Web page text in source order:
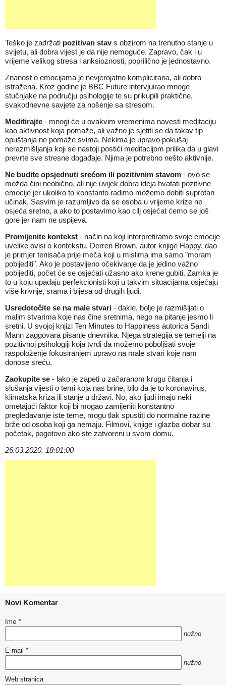
Teško je zadržati pozitivan stavs obzirom na trenutno stanje u
svijetu, ali dobra vijest je da nije nemoguće. Zapravo, čak i u
vrijeme velikog stresa i anksioznosti, poprilično je jednostavno.
Znanost o emocijama je nevjerojatno komplicirana, ali dobro
istražena. Kroz godine je BBC Future intervjuirao mnoge
stučnjake na području psihologije te su prikupili praktične,
svakodnevne savjete za nošenje sa stresom.
Meditirajte - mnogi će u ovakvim vremenima navesti meditaciju
kao aktivnost koja pomaže, ali važno je sjetiti se da takav tip
opuštanja ne pomaže svima. Nekima je upravo pokušaj
nerazmišljanja koji se nastoji postići meditacijom prilika da u glavi
prevrte sve stresne događaje. Njima je potrebno nešto aktivnije.
Ne budite opsjednuti srećom ili pozitivnim stavom - ovo se
možda čini neobično, ali nije uvijek dobra ideja hvatati pozitivne
emocije jer ukoliko to konstanto radimo možemo dobiti suprotan
učinak. Sasvim je razumljivo da se osoba u vrijeme krize ne
osjeća sretno, a ako to postavimo kao cilj osjećat ćemo se još
gore jer nam ne uspijeva.
Promijenite kontekst - način na koji interpretiramo svoje emocije
uvelike ovisi o kontekstu. Derren Brown, autor knjige Happy, dao
je primjer tenisača prije meča koji u mislima ima samo "moram
pobijediti". Ako je postavljeno očekivanje da je jedino važno
pobijediti, počet će se osjećati užasno ako krene gubiti. Zamka je
to u koju upadaju perfekcionisti koji u takvim situacijama osjećaju
više krivnje, srama i bijesa od drugih ljudi.
Usredotočite se na male stvari - dakle, bolje je razmišljati o
malim stvarima koje nas čine sretnima, nego na pitanje jesmo li
sretni. U svojoj knjizi Ten Minutes to Happiness autorica Sandi
Mann zaggovara pisanje dnevnika. Njega strategija se temelji na
pozitivnoj psihologiji koja tvrdi da možemo poboljšati svoje
raspoloženje fokusiranjem upravo na male stvari koje nam
donose sreću.
Zaokupite se - lako je zapeti u začaranom krugu čitanja i
slušanja vijesti o temi koja nas brine, bilo da je to koronavirus,
klimatska kriza ili stanje u državi. No, ako ljudi imaju neki
ometajući faktor koji bi mogao zamijeniti konstantno
pregledavanje iste teme, mogu tlak spustiti do normalne razine
brže od osoba koji ga nemaju. Filmovi, knjige i glazba dobar su
početak, pogotovo ako ste zatvoreni u svom domu.
26.03.2020. 18:01:00
Novi Komentar
Ime *
nužno
E-mail *
nužno
Web stranica